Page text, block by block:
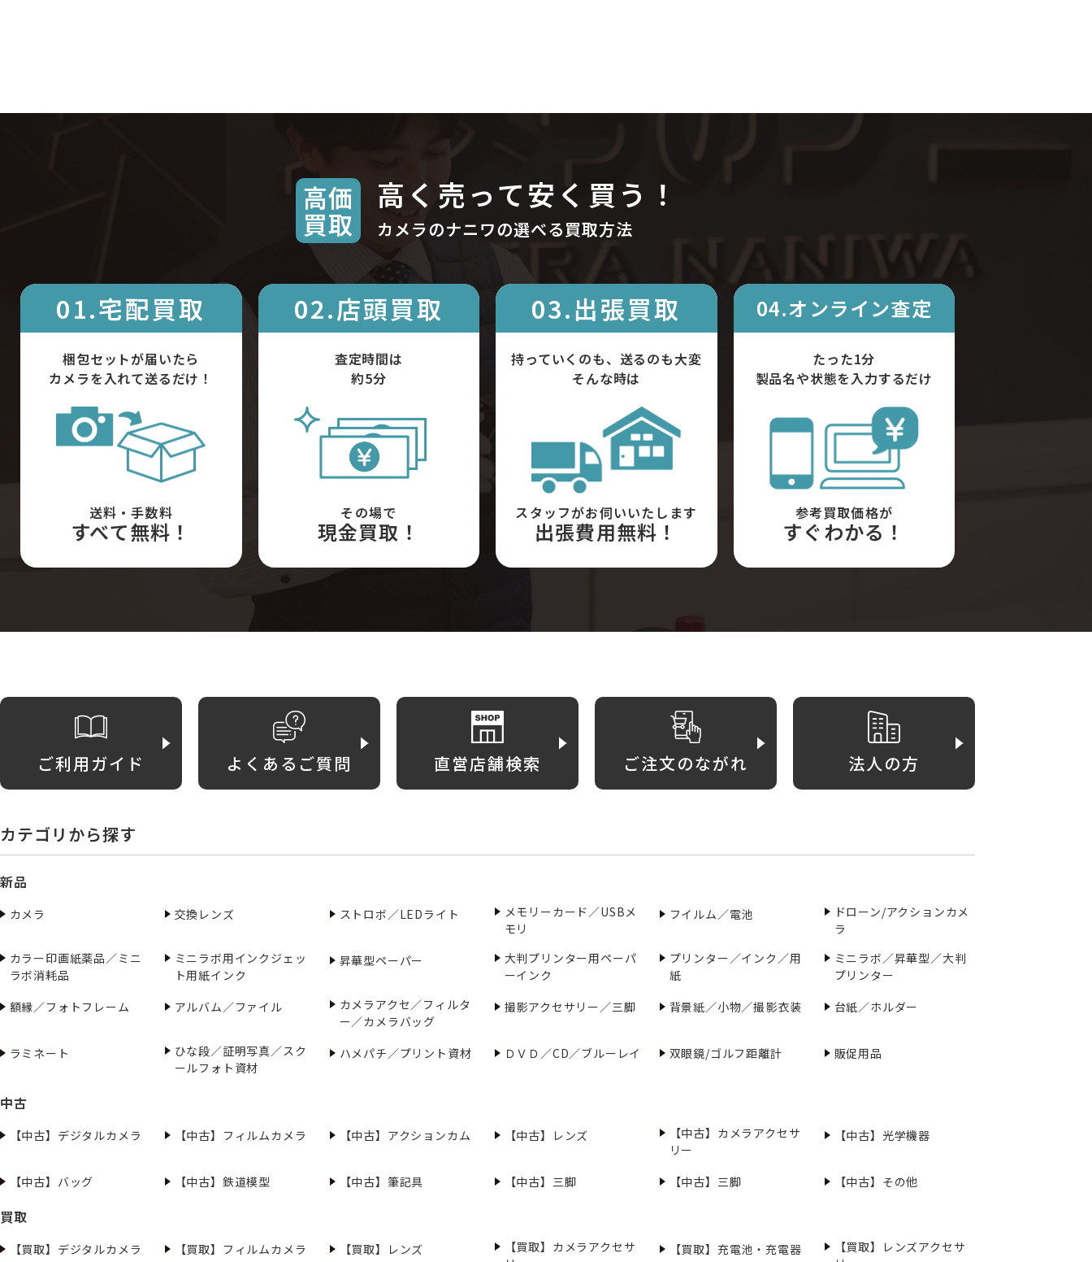
高価
買取
高く売って安く買う！
カメラのナニワの選べる買取方法
01.宅配買取
梱包セットが届いたら
カメラを入れて送るだけ！
送料・手数料
すべて無料！
02.店頭買取
査定時間は
約5分
その場で
現金買取！
03.出張買取
持っていくのも、送るのも大変
そんな時は
スタッフがお伺いいたします
出張費用無料！
04.オンライン査定
たった1分
製品名や状態を入力するだけ
参考買取価格が
すぐわかる！
ご利用ガイド よくあるご質問 直営店舗検索 ご注文のながれ 法人の方
カテゴリから探す
新品
カメラ 交換レンズ ストロボ／LEDライト
メモリーカード／USBメ
モリ
フイルム／電池
ドローン/アクションカメ
ラ
カラー印画紙薬品／ミニ
ラボ消耗品
ミニラボ用インクジェッ
ト用紙インク
昇華型ペーパー
大判プリンター用ペーパ
ーインク
プリンター／インク／用
紙
ミニラボ／昇華型／大判
プリンター
額縁／フォトフレーム
アルバム／ファイル
カメラアクセ／フィルタ
ー／カメラバッグ
撮影アクセサリー／三脚 背景紙／小物／撮影衣装 台紙／ホルダー
ラミネート
ひな段／証明写真／スク
ールフォト資材
ハメパチ／プリント資材 ＤＶＤ／CD／ブルーレイ 双眼鏡/ゴルフ距離計 販促用品
中古
【中古】デジタルカメラ 【中古】フィルムカメラ 【中古】アクションカム 【中古】レンズ
【中古】カメラアクセサ
リー
【中古】光学機器
【中古】バッグ 【中古】鉄道模型 【中古】筆記具 【中古】三脚 【中古】三脚 【中古】その他
買取
【買取】デジタルカメラ 【買取】フィルムカメラ 【買取】レンズ
【買取】カメラアクセサ
【買取】充電池・充電器
【買取】レンズアクセサ